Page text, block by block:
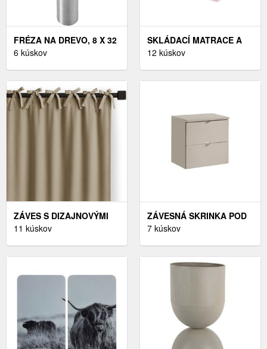
FRÉZA NA DREVO, 8 X 32
X 8 X 9, 4 MM, DREL
6 kúskov
SKLÁDACÍ MATRACE A
POHOVKA SUZI TRINITY
12 kúskov
ZÁVES S DIZAJNOVÝMI
PÚTKAMI CARLI 140X250
11 kúskov
ZÁVESNÁ SKRINKA POD
UMÝVADLO VIVA KAŠMÍR
7 kúskov